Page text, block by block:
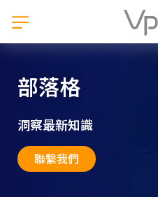
部落格
洞察最新知識
聯繫我們